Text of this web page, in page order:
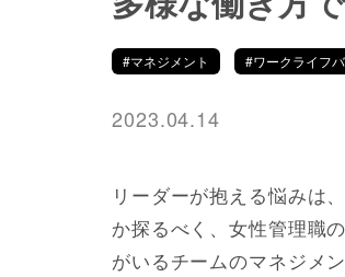
#マネジメント #ワークライフ
2023.04.14
リーダーが抱える悩みは
か探るべく、女性管理職
がいるチームのマネジメ